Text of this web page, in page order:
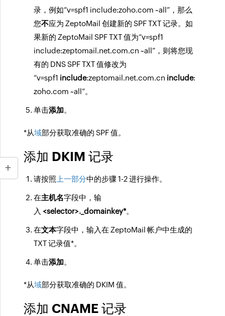
录，例如“v=spf1 include:zoho.com ~all”，那么
您不应为 ZeptoMail 创建新的 SPF TXT 记录。如
果新的 ZeptoMail SPF TXT 值为“v=spf1
include:zeptomail.net.com.cn ~all”，则将您现
有的 DNS SPF TXT 值修改为
“v=spf1 include:zeptomail.net.com.cn include:
zoho.com ~all”。
单击添加。
*从域部分获取准确的 SPF 值。
添加 DKIM 记录
请按照 上一部分中的步骤 1-2 进行操作。
在主机名字段中，输
入<selector>._domainkey*。
在文本字段中，输入在 ZeptoMail 帐户中生成的
TXT 记录值*。
单击添加。
*从域部分获取准确的 DKIM 值。
添加 CNAME 记录